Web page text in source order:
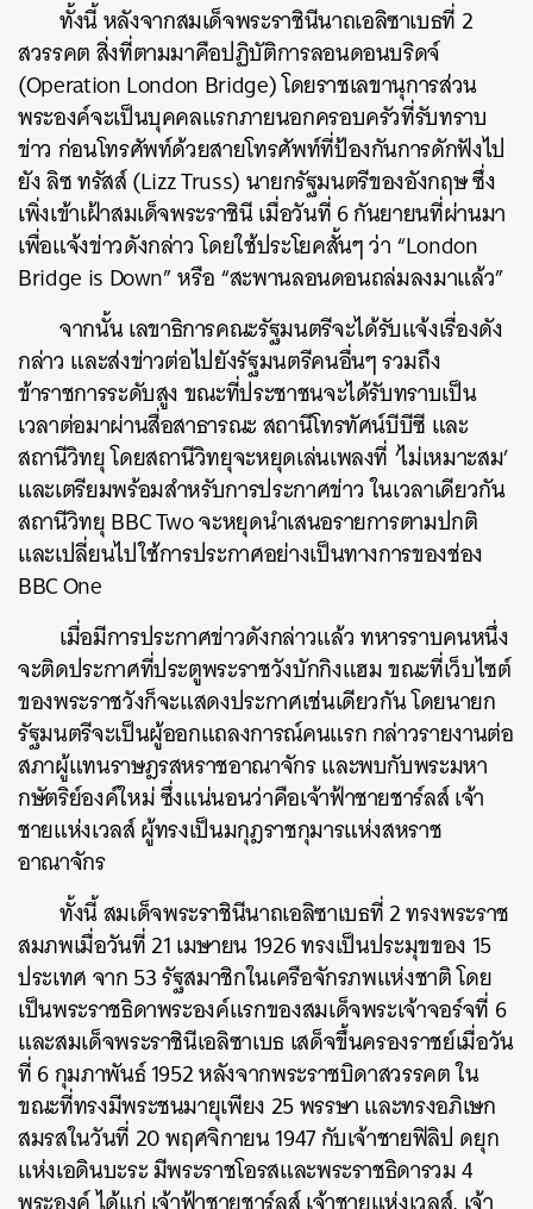
ทั้งนี้ หลังจากสมเด็จพระราชินีนาถเอลิซาเบธที่ 2
สวรรคต สิ่งที่ตามมาคือปฏิบัติการลอนดอนบริดจ์
(Operation London Bridge) โดยราชเลขานุการส่วน
พระองค์จะเป็นบุคคลแรกภายนอกครอบครัวที่รับทราบ
ข่าว ก่อนโทรศัพท์ด้วยสายโทรศัพท์ที่ป้องกันการดักฟังไป
ยัง ลิซ ทรัสส์ (Lizz Truss) นายกรัฐมนตรีของอังกฤษ ซึ่ง
เพิ่งเข้าเฝ้าสมเด็จพระราชินี เมื่อวันที่ 6 กันยายนที่ผ่านมา
เพื่อแจ้งข่าวดังกล่าว โดยใช้ประโยคสั้นๆ ว่า “London
Bridge is Down” หรือ “สะพานลอนดอนถล่มลงมาแล้ว”
จากนั้น เลขาธิการคณะรัฐมนตรีจะได้รับแจ้งเรื่องดัง
กล่าว และส่งข่าวต่อไปยังรัฐมนตรีคนอื่นๆ รวมถึง
ข้าราชการระดับสูง ขณะที่ประชาชนจะได้รับทราบเป็น
เวลาต่อมาผ่านสื่อสาธารณะ สถานีโทรทัศน์บีบีซี และ
สถานีวิทยุ โดยสถานีวิทยุจะหยุดเล่นเพลงที่ ‘ไม่เหมาะสม’
และเตรียมพร้อมสำหรับการประกาศข่าว ในเวลาเดียวกัน
สถานีวิทยุ BBC Two จะหยุดนำเสนอรายการตามปกติ
และเปลี่ยนไปใช้การประกาศอย่างเป็นทางการของช่อง
BBC One
เมื่อมีการประกาศข่าวดังกล่าวแล้ว ทหารราบคนหนึ่ง
จะติดประกาศที่ประตูพระราชวังบักกิงแฮม ขณะที่เว็บไซต์
ของพระราชวังก็จะแสดงประกาศเช่นเดียวกัน โดยนายก
รัฐมนตรีจะเป็นผู้ออกแถลงการณ์คนแรก กล่าวรายงานต่อ
สภาผู้แทนราษฎรสหราชอาณาจักร และพบกับพระมหา
กษัตริย์องค์ใหม่ ซึ่งแน่นอนว่าคือเจ้าฟ้าชายชาร์ลส์ เจ้า
ชายแห่งเวลส์ ผู้ทรงเป็นมกุฎราชกุมารแห่งสหราช
อาณาจักร
ทั้งนี้ สมเด็จพระราชินีนาถเอลิซาเบธที่ 2 ทรงพระราช
สมภพเมื่อวันที่ 21 เมษายน 1926 ทรงเป็นประมุขของ 15
ประเทศ จาก 53 รัฐสมาชิกในเครือจักรภพแห่งชาติ โดย
เป็นพระราชธิดาพระองค์แรกของสมเด็จพระเจ้าจอร์จที่ 6
และสมเด็จพระราชินีเอลิซาเบธ เสด็จขึ้นครองราชย์เมื่อวัน
ที่ 6 กุมภาพันธ์ 1952 หลังจากพระราชบิดาสวรรคต ใน
ขณะที่ทรงมีพระชนมายุเพียง 25 พรรษา และทรงอภิเษก
สมรสในวันที่ 20 พฤศจิกายน 1947 กับเจ้าชายฟิลิป ดยุก
แห่งเอดินบะระ มีพระราชโอรสและพระราชธิดารวม 4
ค้นหา
SHARE TWEET EMAIL